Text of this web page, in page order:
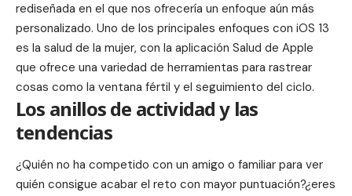
rediseñada en el que nos ofrecería un enfoque aún más
personalizado. Uno de los principales enfoques con iOS 13
es la salud de la mujer, con la aplicación Salud de Apple
que ofrece una variedad de herramientas para rastrear
cosas como la ventana fértil y el seguimiento del ciclo.
Los anillos de actividad y las
tendencias
¿Quién no ha competido con un amigo o familiar para ver
quién consigue acabar el reto con mayor puntuación?¿eres